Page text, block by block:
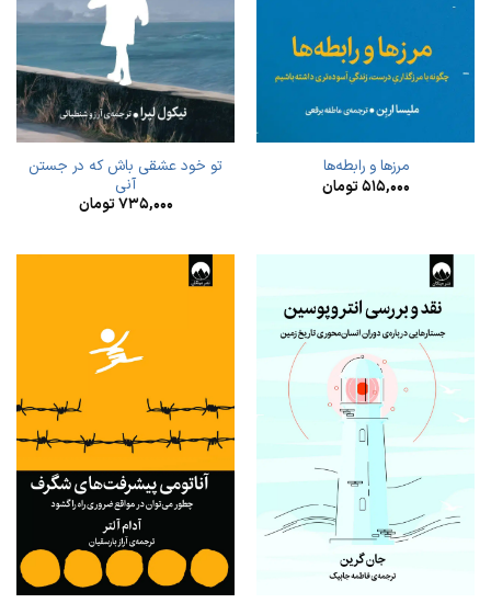
مرزها و رابطه‌ها
۵۱۵,۰۰۰تومان
تو خود عشقی باش که در جستن
آنی
۷۳۵,۰۰۰تومان